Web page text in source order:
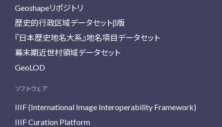
Geoshapeリポジトリ
歴史的行政区域データセットβ版
『日本歴史地名大系』地名項目データセット
幕末期近世村領域データセット
GeoLOD
ソフトウェア
IIIF (International Image Interoperability Framework)
IIIF Curation Platform